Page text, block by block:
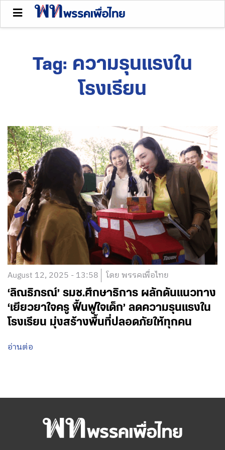
Tag: ความรุนแรงใน
โรงเรียน
August 12, 2025 - 13:58 โดย พรรคเพื่อไทย
‘ลิณธิภรณ์’ รมช.ศึกษาธิการ ผลักดันแนวทาง
‘เยียวยาใจครู ฟื้นฟูใจเด็ก’ ลดความรุนแรงใน
โรงเรียน มุ่งสร้างพื้นที่ปลอดภัยให้ทุกคน
อ่านต่อ